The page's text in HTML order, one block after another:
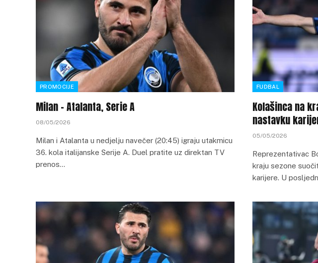
PROMOCIJE
Milan – Atalanta, Serie A
08/05/2026
Milan i Atalanta u nedjelju navečer (20:45) igraju utakmicu
36. kola italijanske Serije A. Duel pratite uz direktan TV
prenos…
FUDBAL
Kolašinca na
nastavku
05/05/2026
Reprezentativac
kraju sezone
karijere. U